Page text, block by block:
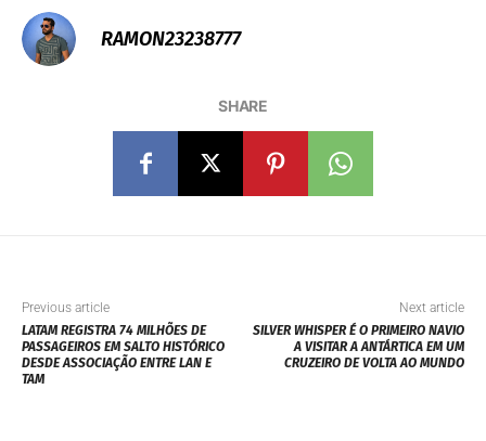
RAMON23238777
SHARE
Previous article
LATAM REGISTRA 74 MILHÕES DE
PASSAGEIROS EM SALTO HISTÓRICO
DESDE ASSOCIAÇÃO ENTRE LAN E
TAM
Next article
SILVER WHISPER É O PRIMEIRO NAVIO
A VISITAR A ANTÁRTICA EM UM
CRUZEIRO DE VOLTA AO MUNDO